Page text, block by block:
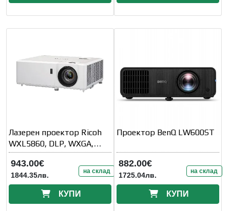
Лазерен проектор Ricoh
WXL5860, DLP, WXGA,
4700 ANSI, HDMI 2.0,
943.00€
1844.35лв. на склад
КУПИ
Проектор BenQ LW600ST
882.00€
1725.04лв. на склад
КУПИ